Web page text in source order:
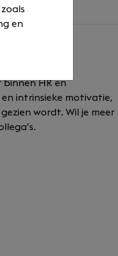
HR en
intrinsieke motivatie,
wordt. Wil je meer
en